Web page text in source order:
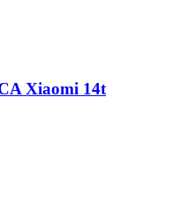
Xiaomi 14t